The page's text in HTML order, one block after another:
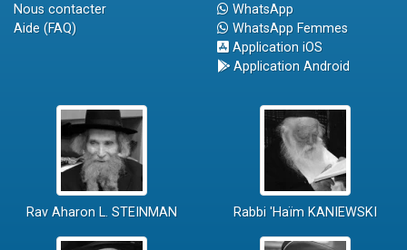
Nous contacter
Aide (FAQ)
WhatsApp
WhatsApp Femmes
Application iOS
Application Android
Rav Aharon L. STEINMAN Rabbi 'Haïm KANIEWSKI